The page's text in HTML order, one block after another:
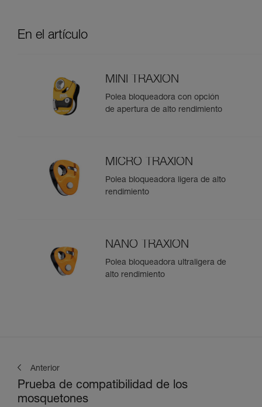
En el artículo
MINI TRAXION
Polea bloqueadora con opción
de apertura de alto rendimiento
MICRO TRAXION
Polea bloqueadora ligera de alto
rendimiento
NANO TRAXION
Polea bloqueadora ultraligera de
alto rendimiento
Anterior
Prueba de compatibilidad de los
mosquetones